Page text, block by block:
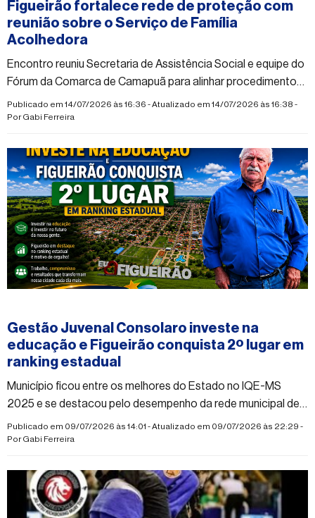
Figueirão fortalece rede de proteção com
reunião sobre o Serviço de Família
Acolhedora
Encontro reuniu Secretaria de Assistência Social e equipe do
Fórum da Comarca de Camapuã para alinhar procedimentos
e ampliar a atuação integrada da rede de atendimento
Publicado em 14/07/2026 às 16:36 - Atualizado em 14/07/2026 às 16:38 -
PorGabi Ferreira
Gestão Juvenal Consolaro investe na
educação e Figueirão conquista 2º lugar em
ranking estadual
Município ficou entre os melhores do Estado no IQE-MS
2025 e se destacou pelo desempenho da rede municipal de
ensino
Publicado em 09/07/2026 às 14:01 - Atualizado em 09/07/2026 às 22:29 -
PorGabi Ferreira